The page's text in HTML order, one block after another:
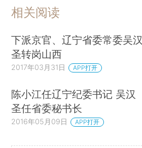
相关阅读
下派京官、辽宁省委常委吴汉
圣转岗山西
2017年03月31日 APP打开
陈小江任辽宁纪委书记 吴汉
圣任省委秘书长
2016年05月09日 APP打开